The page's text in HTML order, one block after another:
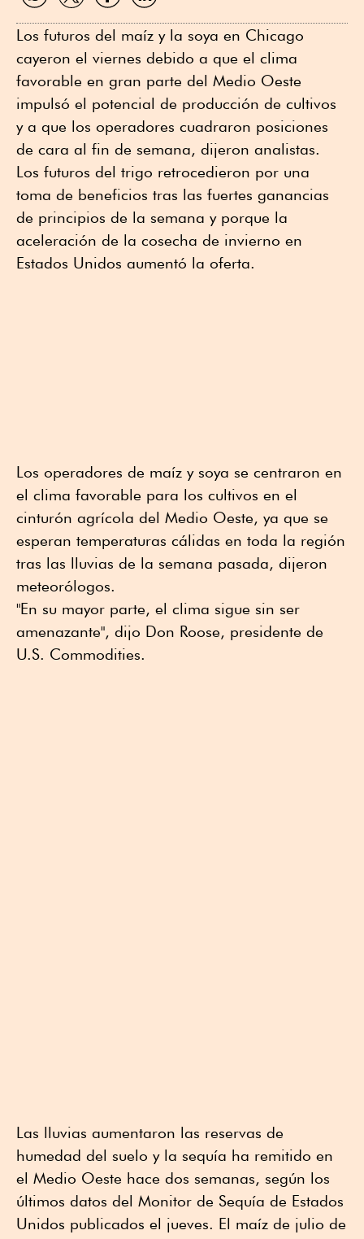
Los futuros del maíz y la soya en Chicago
cayeron el viernes debido a que el clima
favorable en gran parte del Medio Oeste
impulsó el potencial de producción de cultivos
y a que los operadores cuadraron posiciones
de cara al fin de semana, dijeron analistas.
Los futuros del trigo retrocedieron por una
toma de beneficios tras las fuertes ganancias
de principios de la semana y porque la
aceleración de la cosecha de invierno en
Estados Unidos aumentó la oferta.
Los operadores de maíz y soya se centraron en
el clima favorable para los cultivos en el
cinturón agrícola del Medio Oeste, ya que se
esperan temperaturas cálidas en toda la región
tras las lluvias de la semana pasada, dijeron
meteorólogos.
"En su mayor parte, el clima sigue sin ser
amenazante", dijo Don Roose, presidente de
U.S. Commodities.
Las lluvias aumentaron las reservas de
humedad del suelo y la sequía ha remitido en
el Medio Oeste hace dos semanas, según los
últimos datos del Monitor de Sequía de Estados
Unidos publicados el jueves. El maíz de julio de